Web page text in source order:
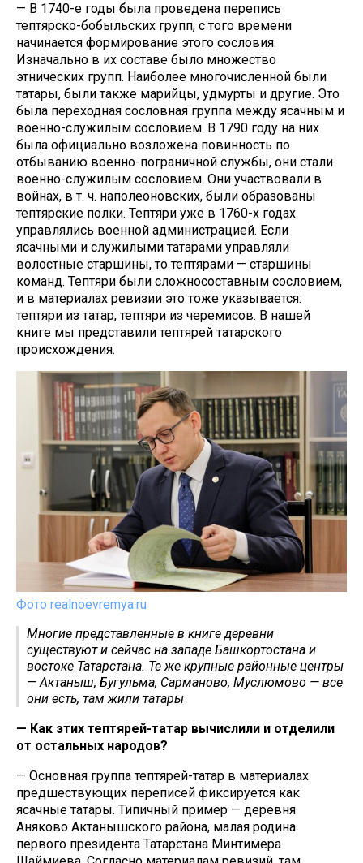
— В 1740-е годы была проведена перепись
тептярско-бобыльских групп, с того времени
начинается формирование этого сословия.
Изначально в их составе было множество
этнических групп. Наиболее многочисленной были
татары, были также марийцы, удмурты и другие. Это
была переходная сословная группа между ясачным и
военно-служилым сословием. В 1790 году на них
была официально возложена повинность по
отбыванию военно-пограничной службы, они стали
военно-служилым сословием. Они участвовали в
войнах, в т. ч. наполеоновских, были образованы
тептярские полки. Тептяри уже в 1760-х годах
управлялись военной администрацией. Если
ясачными и служилыми татарами управляли
волостные старшины, то тептярами — старшины
команд. Тептяри были сложносоставным сословием,
и в материалах ревизии это тоже указывается:
тептяри из татар, тептяри из черемисов. В нашей
книге мы представили тептярей татарского
происхождения.
Фото realnoevremya.ru
Многие представленные в книге деревни
существуют и сейчас на западе Башкортостана и
востоке Татарстана. Те же крупные районные центры
— Актаныш, Бугульма, Сарманово, Муслюмово — все
они есть, там жили татары
— Как этих тептярей-татар вычислили и отделили
от остальных народов?
— Основная группа тептярей-татар в материалах
предшествующих переписей фиксируется как
ясачные татары. Типичный пример — деревня
Аняково Актанышского района, малая родина
первого президента Татарстана Минтимера